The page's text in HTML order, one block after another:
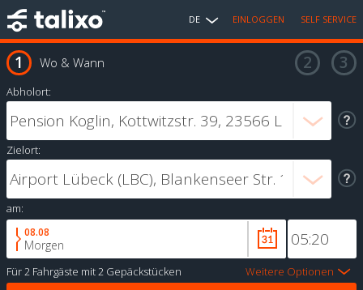
DE EINLOGGEN SELF SERVICE
Wo & Wann
Abholort:
Zielort:
am:
08.08
Morgen
Für2 Fahrgäste mit2 Gepäckstücken Weitere Optionen